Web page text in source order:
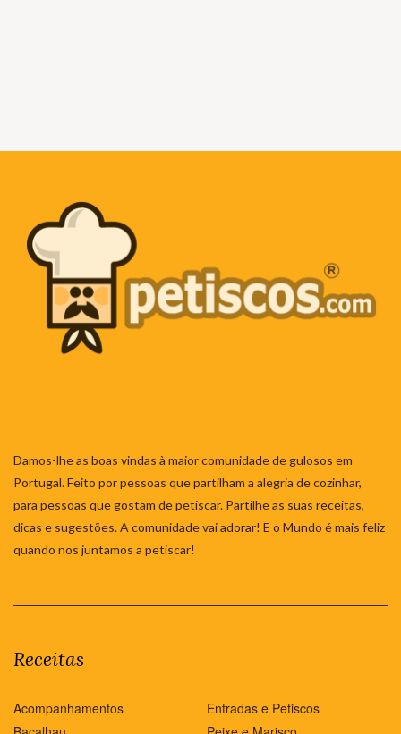
Damos-lhe as boas vindas à maior comunidade de gulosos em
Portugal. Feito por pessoas que partilham a alegria de cozinhar,
para pessoas que gostam de petiscar. Partilhe as suas receitas,
dicas e sugestões. A comunidade vai adorar! E o Mundo é mais feliz
quando nos juntamos a petiscar!
Receitas
Acompanhamentos
Entradas e Petiscos